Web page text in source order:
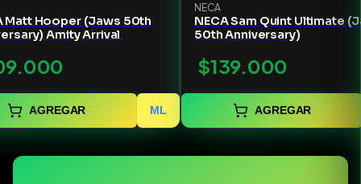
Matt Hooper (Jaws 50th
Amity Arrival
AGREGAR ML
NECA
NECA Sam Quint Ultimate
50th Anniversary)
$139.000
AGREGAR